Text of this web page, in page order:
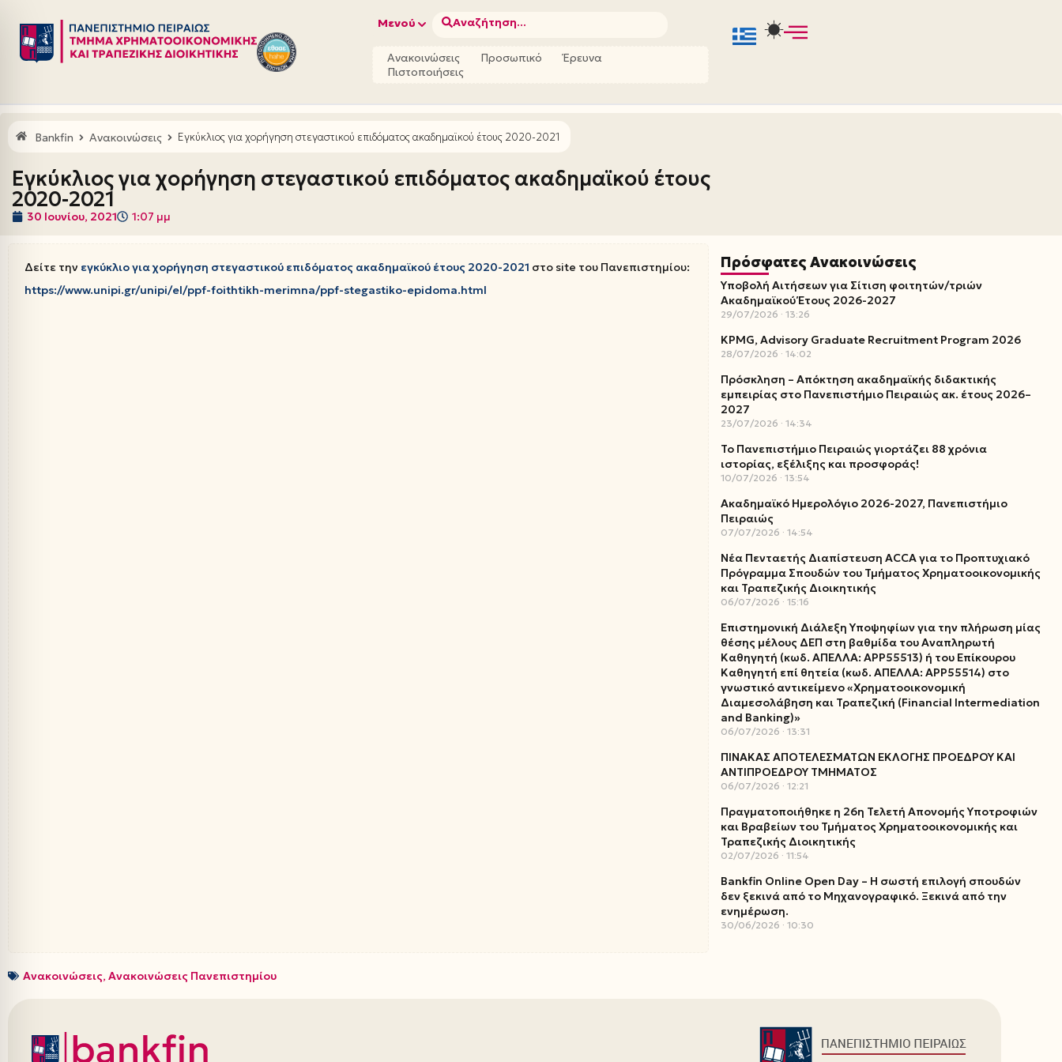
Μεταπηδήστε
στο
Μενού Αναζήτηση...
Ανακοινώσεις Προσωπικό
Έρευνα
Πιστοποιήσεις
Bankfin Ανακοινώσεις Εγκύκλιος για χορήγηση στεγαστικού επιδόματος ακαδημαϊκού έτους 2020-2021
Εγκύκλιος για χορήγηση στεγαστικού επιδόματος ακαδημαϊκού έτους
2020-2021
30 Ιουνίου, 2021 1:07 μμ
Δείτε την εγκύκλιο για χορήγηση στεγαστικού επιδόματος ακαδημαϊκού έτους 2020-2021 στο site του Πανεπιστημίου:
https://www.unipi.gr/unipi/el/ppf-foithtikh-merimna/ppf-stegastiko-epidoma.html
Πρόσφατες Ανακοινώσεις
Υποβολή Αιτήσεων για Σίτιση φοιτητών/τριών
Ακαδημαϊκού Έτους 2026-2027
29/07/2026 13:26
KPMG, Advisory Graduate Recruitment Program 2026
28/07/2026 14:02
Πρόσκληση – Απόκτηση ακαδημαϊκής διδακτικής
εμπειρίας στο Πανεπιστήμιο Πειραιώς ακ. έτους 2026–
2027
23/07/2026 14:34
Το Πανεπιστήμιο Πειραιώς γιορτάζει 88 χρόνια
ιστορίας, εξέλιξης και προσφοράς!
10/07/2026 13:54
Ακαδημαϊκό Ημερολόγιο 2026-2027, Πανεπιστήμιο
Πειραιώς
07/07/2026 14:54
Νέα Πενταετής Διαπίστευση ACCA για το Προπτυχιακό
Πρόγραμμα Σπουδών του Τμήματος Χρηματοοικονομικής
και Τραπεζικής Διοικητικής
06/07/2026 15:16
Επιστημονική Διάλεξη Υποψηφίων για την πλήρωση μίας
θέσης μέλους ΔΕΠ στη βαθμίδα του Αναπληρωτή
Καθηγητή (κωδ. ΑΠΕΛΛΑ: ΑΡΡ55513) ή του Επίκουρου
Καθηγητή επί θητεία (κωδ. ΑΠΕΛΛΑ: ΑΡΡ55514) στο
γνωστικό αντικείμενο «Χρηματοοικονομική
Διαμεσολάβηση και Τραπεζική (Financial Intermediation
and Banking)»
06/07/2026 13:31
ΠΙΝΑΚΑΣ ΑΠΟΤΕΛΕΣΜΑΤΩΝ ΕΚΛΟΓΗΣ ΠΡΟΕΔΡΟΥ ΚΑΙ
ΑΝΤΙΠΡΟΕΔΡΟΥ ΤΜΗΜΑΤΟΣ
06/07/2026 12:21
Πραγματοποιήθηκε η 26η Τελετή Απονομής Υποτροφιών
και Βραβείων του Τμήματος Χρηματοοικονομικής και
Τραπεζικής Διοικητικής
02/07/2026 11:54
Bankfin Online Open Day – Η σωστή επιλογή σπουδών
δεν ξεκινά από το Μηχανογραφικό. Ξεκινά από την
ενημέρωση.
30/06/2026 10:30
Ανακοινώσεις, Ανακοινώσεις Πανεπιστημίου